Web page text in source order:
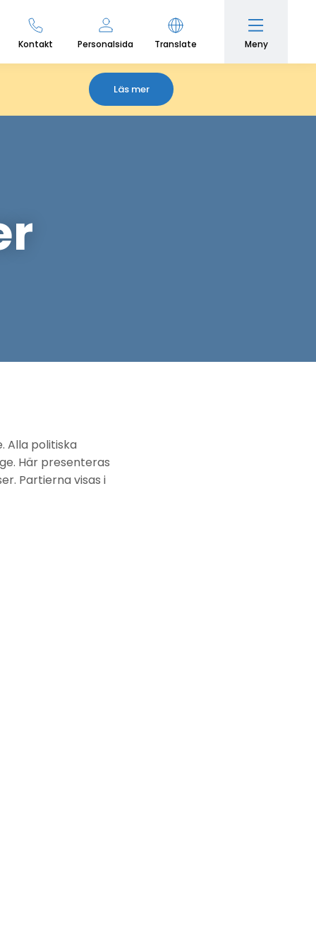
Kontakt Personalsida Translate Meny
Läs mer
Alla politiska
Här presenteras
Partierna visas i